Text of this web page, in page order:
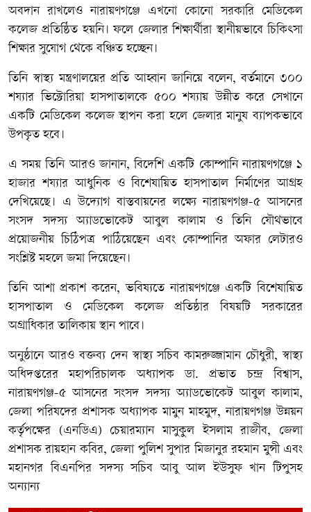
অবদান রাখলেও নারায়ণগঞ্জে এখনো কোনো সরকারি মেডিকেল
কলেজ প্রতিষ্ঠিত হয়নি। ফলে জেলার শিক্ষার্থীরা স্থানীয়ভাবে চিকিৎসা
শিক্ষার সুযোগ থেকে বঞ্চিত হচ্ছেন।
তিনি স্বাস্থ্য মন্ত্রণালয়ের প্রতি আহ্বান জানিয়ে বলেন, বর্তমানে ৩০০
শয্যার ভিক্টোরিয়া হাসপাতালকে ৫০০ শয্যায় উন্নীত করে সেখানে
একটি মেডিকেল কলেজ স্থাপন করা হলে জেলার মানুষ ব্যাপকভাবে
উপকৃত হবে।
এ সময় তিনি আরও জানান, বিদেশি একটি কোম্পানি নারায়ণগঞ্জে ১
হাজার শয্যার আধুনিক ও বিশেষায়িত হাসপাতাল নির্মাণের আগ্রহ
দেখিয়েছে। এ উদ্যোগ বাস্তবায়নের লক্ষ্যে নারায়ণগঞ্জ-৫ আসনের
সংসদ সদস্য অ্যাডভোকেট আবুল কালাম ও তিনি যৌথভাবে
প্রয়োজনীয় চিঠিপত্র পাঠিয়েছেন এবং কোম্পানির অফার লেটারও
সংশ্লিষ্ট মহলে জমা দিয়েছেন।
তিনি আশা প্রকাশ করেন, ভবিষ্যতে নারায়ণগঞ্জে একটি বিশেষায়িত
হাসপাতাল ও মেডিকেল কলেজ প্রতিষ্ঠার বিষয়টি সরকারের
অগ্রাধিকার তালিকায় স্থান পাবে।
অনুষ্ঠানে আরও বক্তব্য দেন স্বাস্থ্য সচিব কামরুজ্জামান চৌধুরী, স্বাস্থ্য
অধিদপ্তরের মহাপরিচালক অধ্যাপক ডা. প্রভাত চন্দ্র বিশ্বাস,
নারায়ণগঞ্জ-৫ আসনের সংসদ সদস্য অ্যাডভোকেট আবুল কালাম,
জেলা পরিষদের প্রশাসক অধ্যাপক মামুন মাহমুদ, নারায়ণগঞ্জ উন্নয়ন
কর্তৃপক্ষের (এনডিএ) চেয়ারম্যান মাসুকুল ইসলাম রাজীব, জেলা
প্রশাসক রায়হান কবির, জেলা পুলিশ সুপার মিজানুর রহমান মুন্সী এবং
মহানগর বিএনপির সদস্য সচিব আবু আল ইউসুফ খান টিপুসহ
অন্যান্য